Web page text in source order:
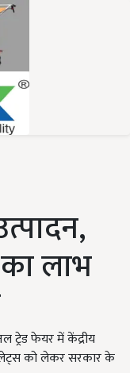
लाभ
ट्रेड फेयर में केंद्रीय
को लेकर सरकार के